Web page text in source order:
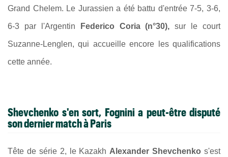
Grand Chelem. Le Jurassien a été battu d'entrée 7-5, 3-6,
6-3 par l'Argentin Federico Coria (n°30),sur le court
Suzanne-Lenglen, qui accueille encore les qualifications
cette année.
Shevchenko s'en sort, Fognini a peut-être disputé
son dernier match à Paris
Tête de série 2, le Kazakh Alexander Shevchenko s'est